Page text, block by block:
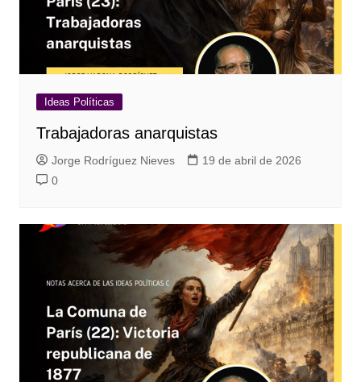
Ideas Políticas
Trabajadoras anarquistas
Jorge Rodríguez Nieves
19 de abril de 2026
0